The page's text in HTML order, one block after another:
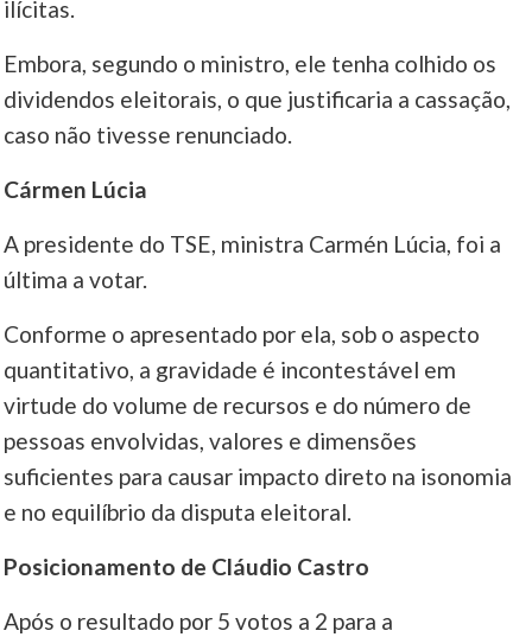
ilícitas.
Embora, segundo o ministro, ele tenha colhido os
dividendos eleitorais, o que justificaria a cassação,
caso não tivesse renunciado.
Cármen Lúcia
A presidente do TSE, ministra Carmén Lúcia, foi a
última a votar.
Conforme o apresentado por ela, sob o aspecto
quantitativo, a gravidade é incontestável em
virtude do volume de recursos e do número de
pessoas envolvidas, valores e dimensões
suficientes para causar impacto direto na isonomia
e no equilíbrio da disputa eleitoral.
Posicionamento de Cláudio Castro
Após o resultado por 5 votos a 2 para a